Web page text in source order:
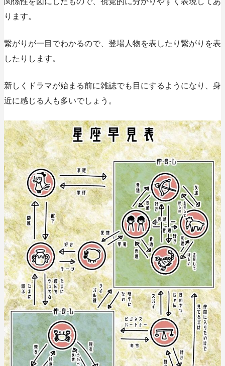
ります。
繋がりが一目でわかるので、登場人物を表したり繋がりを表
したりします。
新しくドラマが始まる前に雑誌でも目にするようになり、身
近に感じる人も多いでしょう。